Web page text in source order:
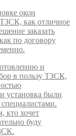
окон
как отличное
заказать
по договору
и
в пользу ТЗСК,
установка были
кто хочет
буду